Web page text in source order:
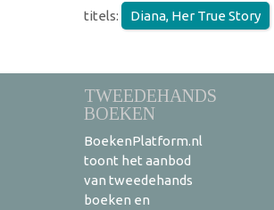
titels:
Diana, Her True Story
TWEEDEHANDS
BOEKEN
BoekenPlatform.nl
toont het aanbod
van tweedehands
boeken en